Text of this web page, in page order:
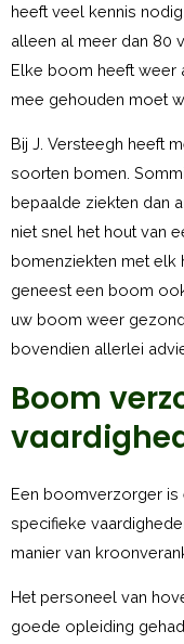
heeft veel kennis
alleen al meer dan 80
Elke boom heeft weer
mee gehouden moet
Bij J. Versteegh heeft
soorten bomen.
bepaalde ziekten dan
niet snel het hout van
bomenziekten met elk
geneest een boom
uw boom weer
bovendien allerlei
Boom
Een boomverzorger is
specifieke
manier van
Het personeel van
goede opleiding